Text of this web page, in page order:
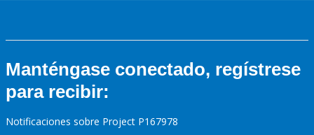
Manténgase conectado, regístrese
para recibir:
Notificaciones sobre Project P167978